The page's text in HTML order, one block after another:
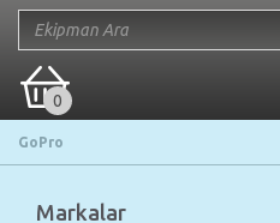
0
GoPro
Markalar